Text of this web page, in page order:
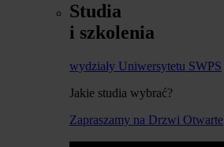
Studia
i szkolenia
wydziały Uniwersytetu SWPS
Jakie studia wybrać?
Zapraszamy na Drzwi Otwarte